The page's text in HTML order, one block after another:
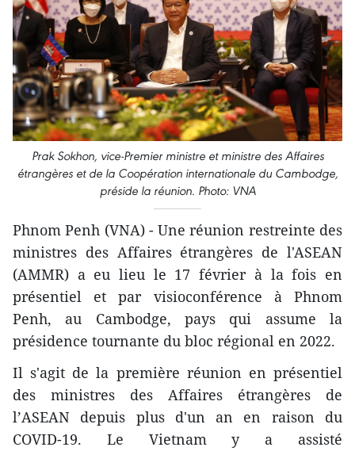
Prak Sokhon, vice-Premier ministre et ministre des Affaires
étrangères et de la Coopération internationale du Cambodge,
préside la réunion. Photo: VNA
Phnom Penh (VNA) - Une réunion restreinte des
ministres des Affaires étrangères de l'ASEAN
(AMMR) a eu lieu le 17 février à la fois en
présentiel et par visioconférence à Phnom
Penh, au Cambodge, pays qui assume la
présidence tournante du bloc régional en 2022.
Il s'agit de la première réunion en présentiel
des ministres des Affaires étrangères de
l’ASEAN depuis plus d'un an en raison du
COVID-19. Le Vietnam y a assisté